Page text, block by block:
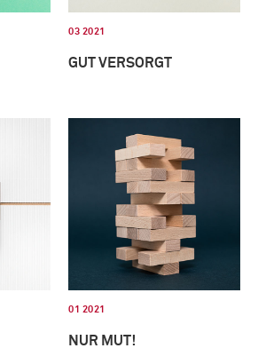
03 2021
GUT VERSORGT
01 2021
NUR MUT!